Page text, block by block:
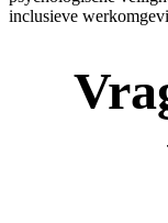
inclusieve